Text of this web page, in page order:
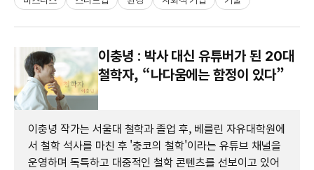
이충녕 : 박사 대신 유튜버가 된 20대
철학자, “나다움에는 함정이 있다”
이충녕 작가는 서울대 철학과 졸업 후, 베를린 자유대학원에
서 철학 석사를 마친 후 '충코의 철학'이라는 유튜브 채널을
운영하며 독특하고 대중적인 철학 콘텐츠를 선보이고 있어